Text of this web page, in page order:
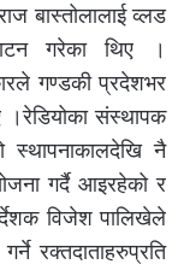
बास्तोलालाई व्लड
गरेका थिए ।
गण्डकी प्रदेशभर
संस्थापक
स्थापनाकालदेखि नै
गर्दै आइरहेको र
विजेश पालिखेले
रक्तदाताहरुप्रति